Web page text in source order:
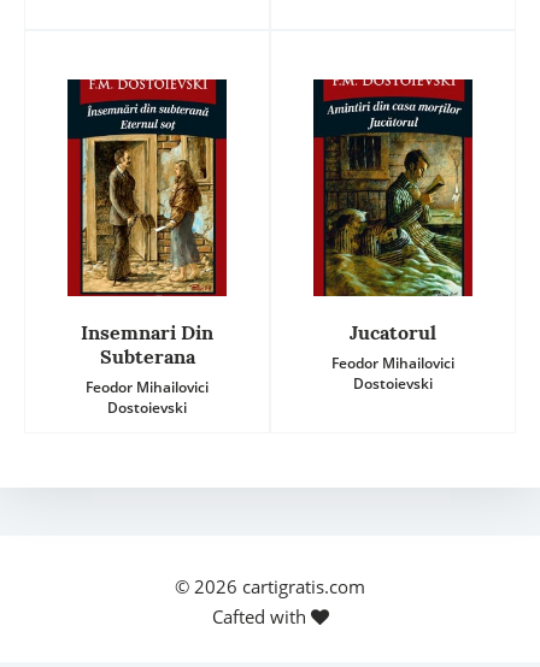
Insemnari Din
Subterana
Feodor Mihailovici
Dostoievski
Jucatorul
Feodor Mihailovici
Dostoievski
© 2026 cartigratis.com
Cafted with